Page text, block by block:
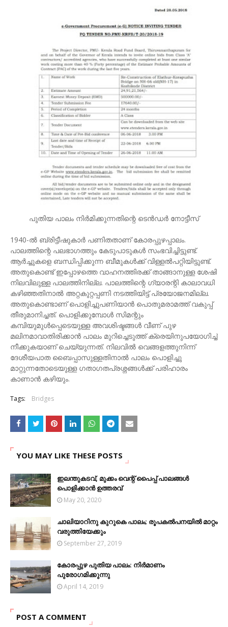
പുതിയ പാലം നിർമിക്കുന്നതിന്റെ ടെൻഡർ നോട്ടീസ്
1940-ൽ ബ്രിട്ടീഷുകാർ പണിതതാണ് കോരപ്പുഴപ്പാലം.
പാലത്തിന്റെ പലഭാഗത്തും കേടുപാടുകൾ സംഭവിച്ചിട്ടുണ്ട്.
ആർച്ചുകളെ ബന്ധിപ്പിക്കുന്ന ബീമുകൾക്ക് വിള്ളൽപറ്റിയിട്ടുണ്ട്.
അതുകൊണ്ട് ഇപ്പോഴത്തെ വാഹനത്തിരക്ക് താങ്ങാനുള്ള ശേഷി
നിലവിലുള്ള പാലത്തിനില്ല. പാലത്തിന്റെ ഗ്യാരന്റി കാലാവധി
കഴിഞ്ഞതിനാൽ അറ്റകുറ്റപ്പണി നടത്തിയിട്ട് പ്രയോജനമില്ല.
അതുകൊണ്ടാണ് പൊളിച്ചുപണിയാൻ പൊതുമരാമത്ത് വകുപ്പ്
തീരുമാനിച്ചത്. പൊളിക്കുമ്പോൾ സിമന്റും
കമ്പിയുമുൾപ്പെടെയുള്ള അവശിഷ്ടങ്ങൾ വീണ് പുഴ
മലിനമാവാതിരിക്കാൻ പാലം മുറിച്ചെടുത്ത് ക്രെയിനുപയോഗിച്ച്
നീക്കുകയാണ്‌ ചെയ്യുന്നത്. നിലവിൽ വെങ്ങളത്തുനിന്ന്
ദേശീയപാത ബൈപ്പാസുള്ളതിനാൽ പാലം പൊളിച്ചു
മാറ്റുന്നതോടെയുള്ള ഗതാഗതപ്രശ്നങ്ങൾക്ക് പരിഹാരം
കാണാൻ കഴിയും.
Tags: Bridges
YOU MAY LIKE THESE POSTS
ഇലന്തുകടവ്, മുക്കം വെന്റ് പൈപ്പ് പാലങ്ങൾ
പൊളിക്കാൻ ഉത്തരവ്
May 20, 2020
ചാലിയാറിനു കുറുകെ പാലം; രൂപകല്‍പനയില്‍ മാറ്റം
വരുത്തിയേക്കും
September 27, 2019
കോരപ്പുഴ പുതിയ പാലം: നിർമാണം
പുരോഗമിക്കുന്നു
April 14, 2019
POST A COMMENT